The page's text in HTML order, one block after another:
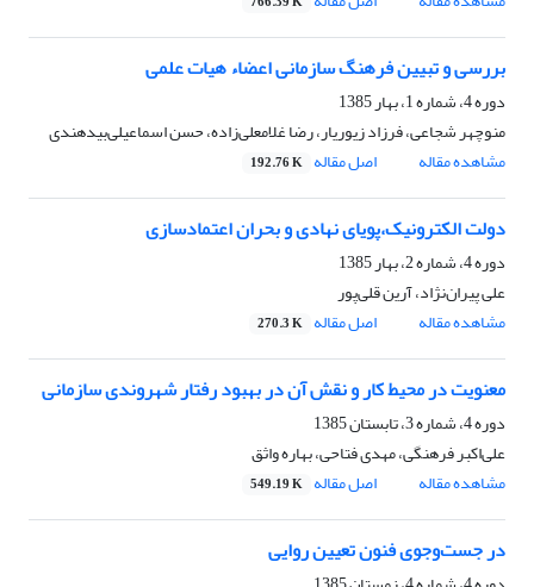
بررسی و تبیین فرهنگ سازمانی اعضاء هیات علمی
دوره 4، شماره 1، بهار 1385
منوچهر شجاعی، فرزاد زیور‌یار، رضا غلامعلی‌زاده، حسن اسماعیلی‌بیدهندی
مشاهده مقاله
اصل مقاله 192.76 K
دولت الکترونیک،پویای نهادی و بحران اعتمادسازی
دوره 4، شماره 2، بهار 1385
علی پیران‌نژاد، آرین قلی‌پور
مشاهده مقاله
اصل مقاله 270.3 K
معنویت در محیط کار و نقش آن در بهبود رفتار شهروندی سازمانی
دوره 4، شماره 3، تابستان 1385
علی‌اکبر فرهنگی، مهدی فتاحی، بهاره واثق
مشاهده مقاله
اصل مقاله 549.19 K
در جست‌وجوی فنون تعیین روایی